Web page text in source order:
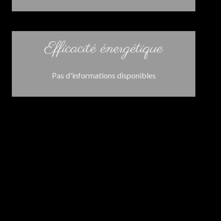
Efficacité énergétique
Pas d'informations disponibles